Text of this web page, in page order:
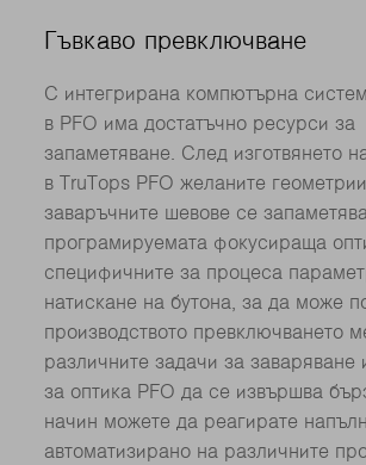
Гъвкаво превключване
С интегрирана компютърна
в PFO има достатъчно ресурси за
запаметяване. След изготвянето
в TruTops PFO желаните
заваръчните шевове се
програмируемата фокусираща
специфичните за процеса
натискане на бутона, за да може
производството превключването
различните задачи за заваряване
за оптика PFO да се извършва
начин можете да реагирате
автоматизирано на различните